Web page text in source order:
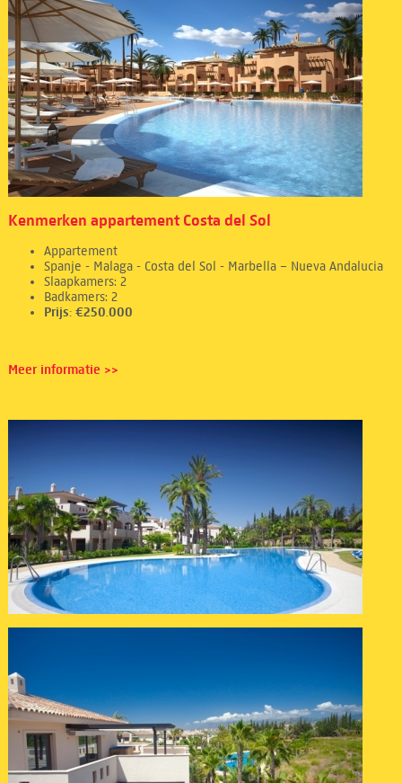
Kenmerken appartement Costa del Sol
Appartement
Spanje - Malaga - Costa del Sol - Marbella – Nueva Andalucia
Slaapkamers: 2
Badkamers: 2
Prijs: €250.000
Meer informatie >>